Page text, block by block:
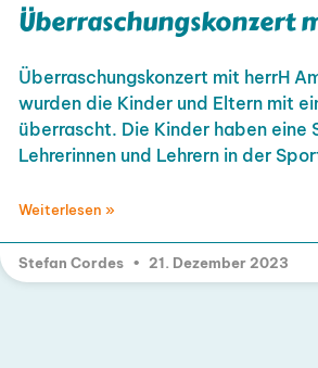
Überraschungskonzert
Überraschungskonzert mit herrH
wurden die Kinder und Eltern mit
überrascht. Die Kinder haben eine
Lehrerinnen und Lehrern in der
Weiterlesen »
Stefan Cordes 21. Dezember 2023